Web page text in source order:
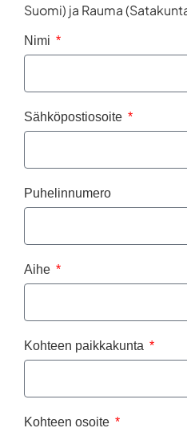
Suomi) ja Rauma
Nimi
Sähköpostiosoite
Puhelinnumero
Aihe
Kohteen paikkakunta
Kohteen osoite